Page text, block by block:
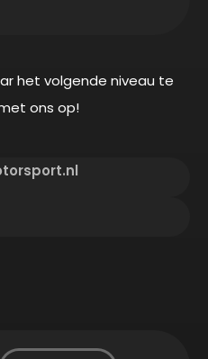
het volgende niveau te
ons op!